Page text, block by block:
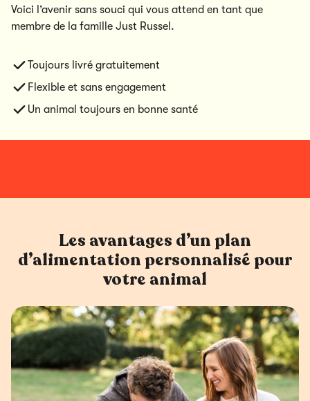
Voici l’avenir sans souci qui vous attend en tant que
membre de la famille Just Russel.
Toujours livré gratuitement
Flexible et sans engagement
Un animal toujours en bonne santé
Les avantages d’un plan
d’alimentation personnalisé pour
votre animal